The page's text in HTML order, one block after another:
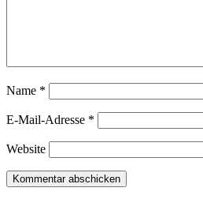
Name *
E-Mail-Adresse *
Website